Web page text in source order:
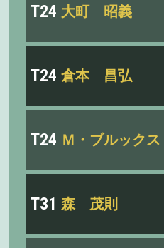
T24 大町 昭義
T24 倉本 昌弘
T24 Ｍ・ブルックス
T31 森 茂則